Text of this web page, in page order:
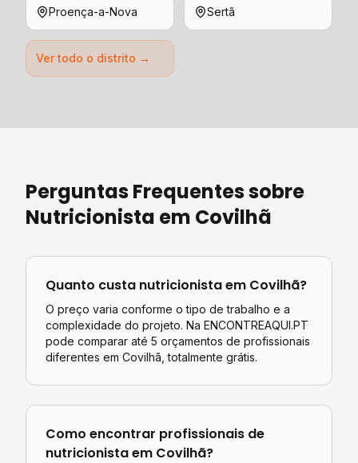
Proença-a-Nova Sertã
Ver todo o distrito →
Perguntas Frequentes sobre
Nutricionista em Covilhã
Quanto custa nutricionistaem Covilhã?
O preço varia conforme o tipo de trabalho e a
complexidade do projeto. Na ENCONTREAQUI.PT
pode comparar até 5 orçamentos de profissionais
diferentes em Covilhã , totalmente grátis.
Como encontrar profissionais de
nutricionistaem Covilhã?